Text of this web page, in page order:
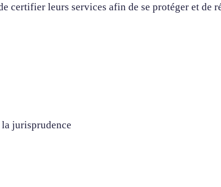
certifier leurs services afin de se protéger et de
jurisprudence